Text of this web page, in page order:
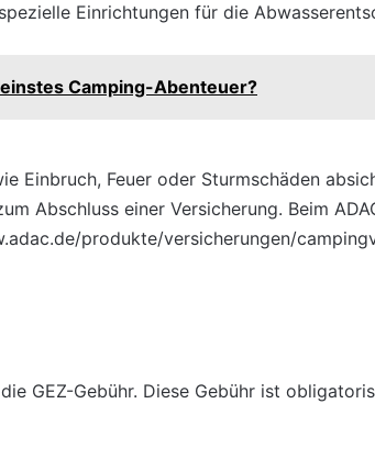
Einrichtungen für die
Camping-Abenteuer?
Einbruch, Feuer oder Sturmschäden
Abschluss einer Versicherung. Beim
produkte/versicherungen/
GEZ-Gebühr. Diese Gebühr ist